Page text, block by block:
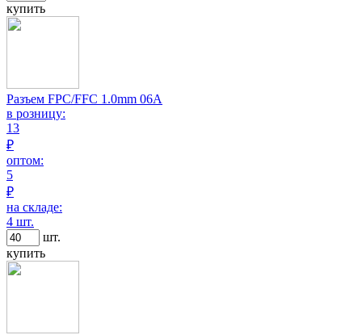
купить
Разъем FPC/FFC 1.0mm 06A
в розницу:
13
₽
оптом:
5
₽
на складе:
4 шт.
шт.
купить